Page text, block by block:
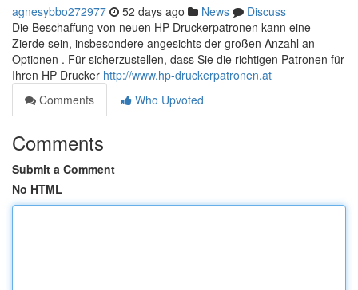
agnesybbo272977 52 days ago News
Discuss
Die Beschaffung von neuen HP Druckerpatronen kann eine
Zierde sein, insbesondere angesichts der großen Anzahl an
Optionen . Für sicherzustellen, dass Sie die richtigen Patronen für
Ihren HP Drucker http://www.hp-druckerpatronen.at
Comments
Who Upvoted
Comments
Submit a Comment
No HTML